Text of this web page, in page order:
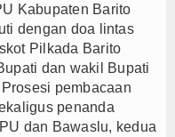
Literasi Keuangan,
IX DPR RI Getol Kritisi
Narkoba, UNMA dan Bupati
Ajak Ribuan Bobotoh
Ribuan Bobotoh, Nobar
Kabupaten Barito
dengan doa lintas
Pilkada Barito
dan wakil Bupati
pembacaan
penanda
dan Bawaslu, kedua